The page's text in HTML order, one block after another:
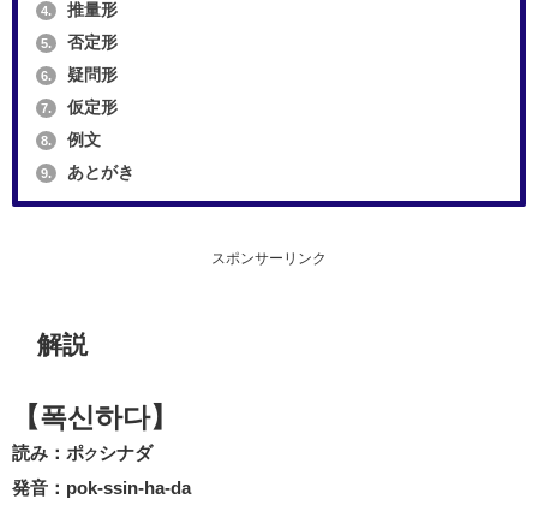
4. 推量形
5. 否定形
6. 疑問形
7. 仮定形
8. 例文
9. あとがき
スポンサーリンク
解説
【폭신하다】
読み：ポクシナダ
発音：pok-ssin-ha-da